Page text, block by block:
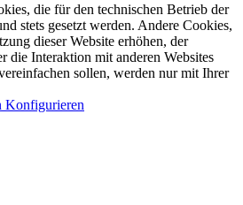
die für den technischen Betrieb der
stets gesetzt werden. Andere Cookies,
dieser Website erhöhen, der
die Interaktion mit anderen Websites
sollen, werden nur mit Ihrer
Konfigurieren